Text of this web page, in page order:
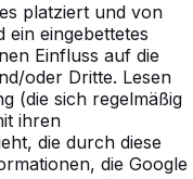
platziert und von
ein eingebettetes
Einfluss auf die
oder Dritte. Lesen
(die sich regelmäßig
ihren
die durch diese
die Google